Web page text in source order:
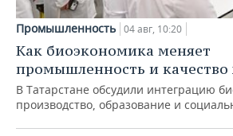
Промышленность 04 авг, 10:20
Как биоэкономика меняет
промышленность и
В Татарстане обсудили интеграцию
производство, образование и